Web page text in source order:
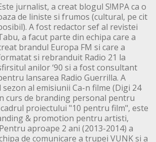
jurnalist, a creat blogul S!MPA ca o
de liniste si frumos (cultural, pe cit
A fost redactor sef al revistei
a facut parte din echipa care a
brandul Europa FM si care a
si rebranduit Radio 21 la
anilor ‘90 si a fost consultant
lansarea Radio Guerrilla. A
al emisiunii Ca-n filme (Digi 24
curs de branding personal pentru
proiectului "10 pentru film", este
& promotion pentru artisti,
aproape 2 ani (2013-2014) a
de comunicare a trupei VUNK si a